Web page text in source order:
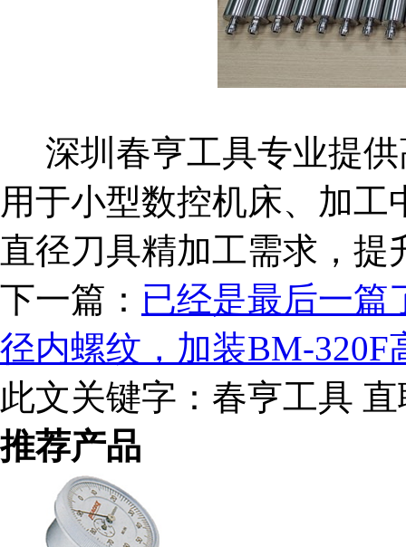
深圳春亨工具专业提供
用于小型数控机床、加
直径刀具精加工需求，
下一篇： 已经是最后一篇
径内螺纹，加装BM-320F
此文关键字： 春亨工具
推荐产品